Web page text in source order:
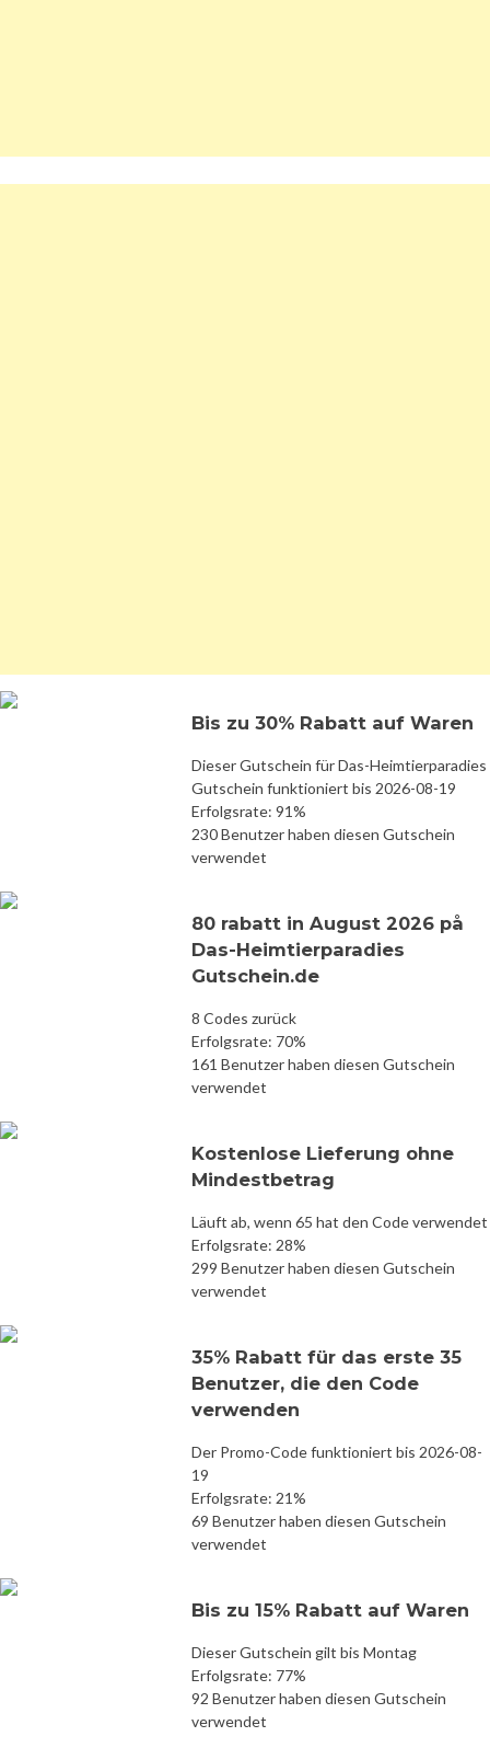
Bis zu 30% Rabatt auf Waren
Dieser Gutschein für Das-Heimtierparadies
Gutschein funktioniert bis 2026-08-19
Erfolgsrate: 91%
230 Benutzer haben diesen Gutschein
verwendet
80 rabatt in August 2026 på
Das-Heimtierparadies
Gutschein.de
8 Codes zurück
Erfolgsrate: 70%
161 Benutzer haben diesen Gutschein
verwendet
Kostenlose Lieferung ohne
Mindestbetrag
Läuft ab, wenn 65 hat den Code verwendet
Erfolgsrate: 28%
299 Benutzer haben diesen Gutschein
verwendet
35% Rabatt für das erste 35
Benutzer, die den Code
verwenden
Der Promo-Code funktioniert bis 2026-08-
19
Erfolgsrate: 21%
69 Benutzer haben diesen Gutschein
verwendet
Bis zu 15% Rabatt auf Waren
Dieser Gutschein gilt bis Montag
Erfolgsrate: 77%
92 Benutzer haben diesen Gutschein
verwendet